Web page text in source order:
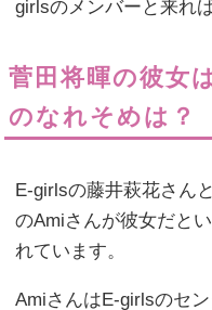
girlsのメンバーと来れ
菅田将暉の彼女
のなれそめは？
E-girlsの藤井萩花さん
のAmiさんが彼女だと
れています。
AmiさんはE-girlsのセ